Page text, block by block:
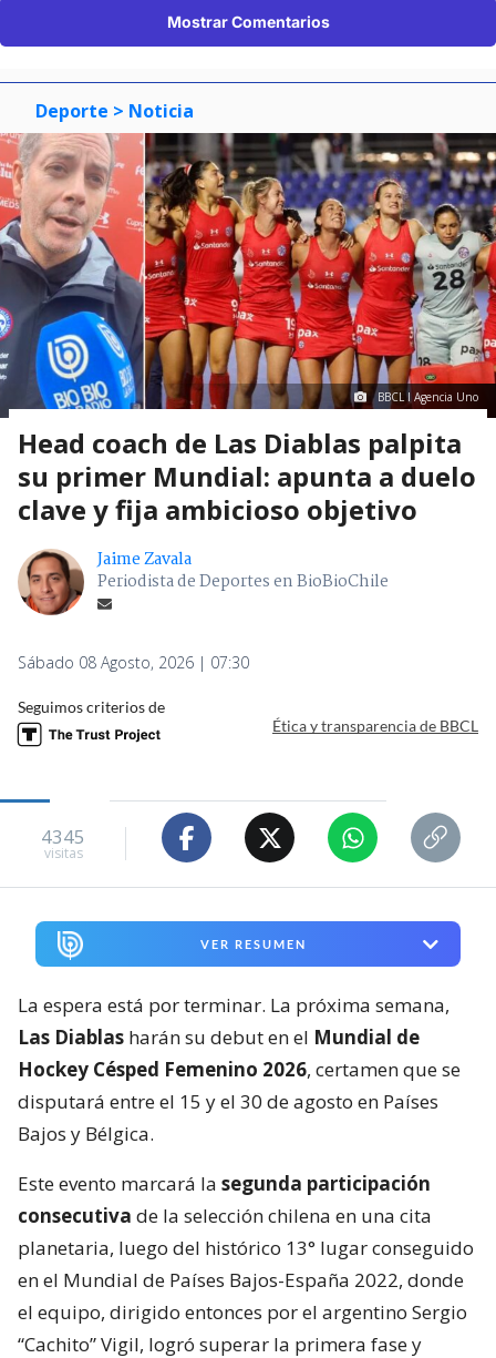
Mostrar Comentarios
Deporte > Noticia
BBCL I Agencia Uno
Head coach de Las Diablas palpita
su primer Mundial: apunta a duelo
clave y fija ambicioso objetivo
Jaime Zavala
Periodista de Deportes en BioBioChile
Sábado 08 Agosto, 2026 | 07:30
Seguimos criterios de
Ética y transparencia de BBCL
4345
visitas
VER RESUMEN
La espera está por terminar. La próxima semana,
Las Diablas harán su debut en el Mundial de
Hockey Césped Femenino 2026, certamen que se
disputará entre el 15 y el 30 de agosto en Países
Bajos y Bélgica.
Este evento marcará la segunda participación
consecutiva de la selección chilena en una cita
planetaria, luego del histórico 13° lugar conseguido
en el Mundial de Países Bajos-España 2022, donde
el equipo, dirigido entonces por el argentino Sergio
“Cachito” Vigil, logró superar la primera fase y